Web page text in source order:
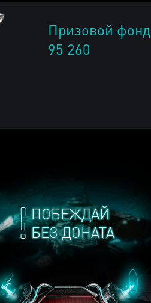
ПОБЕЖДАЙ
БЕЗ ДОНАТА
Призовой фонд
95 260